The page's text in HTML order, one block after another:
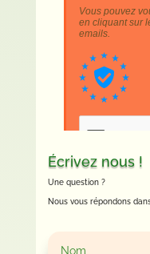
Écrivez nous !
Une question ?
Nous vous répondons